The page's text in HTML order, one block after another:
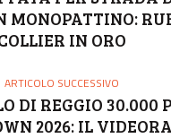
MONOPATTINO:
IN ORO
ARTICOLO SUCCESSIVO
DI REGGIO 30.000
2026: IL